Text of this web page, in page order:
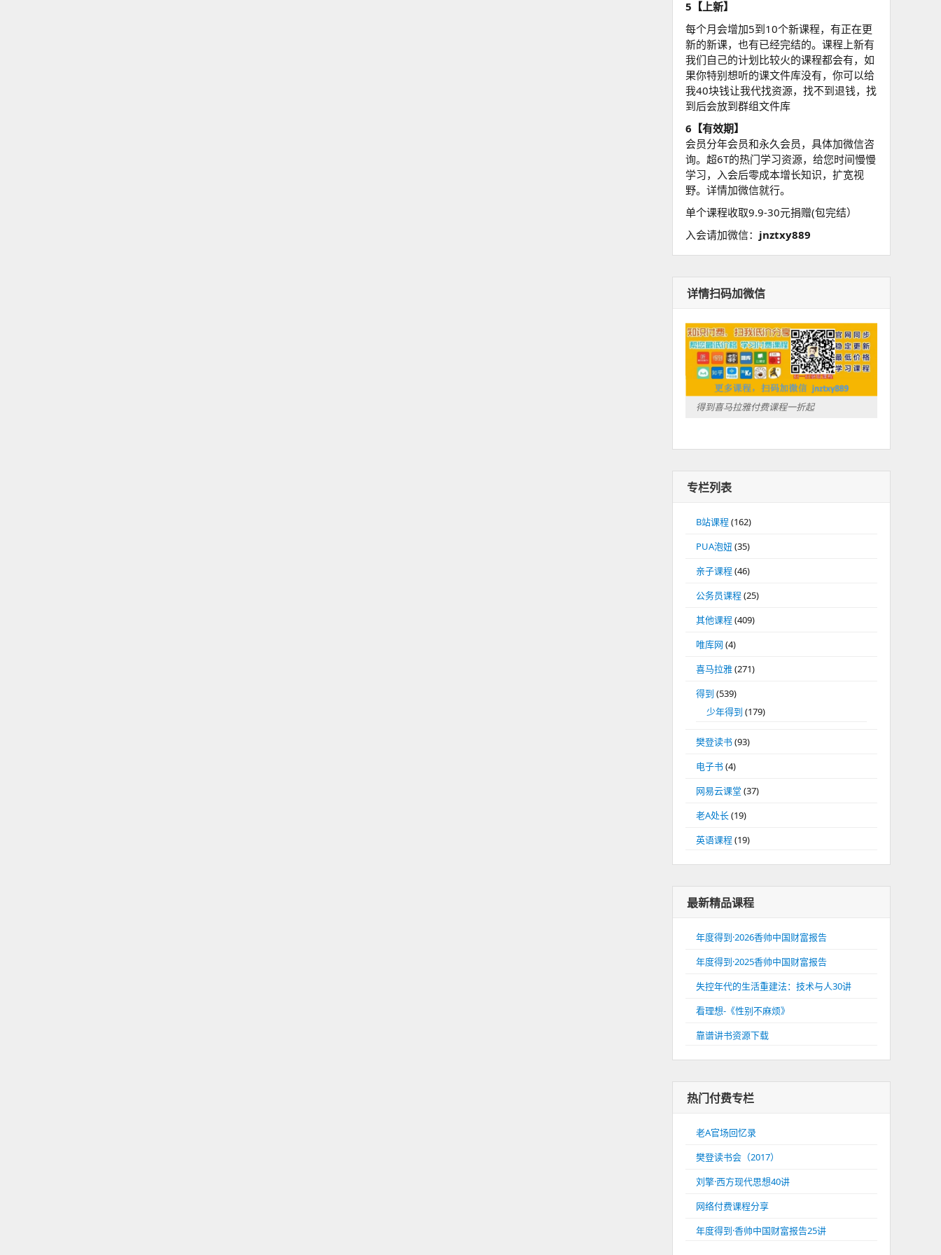
5【上新】
每个月会增加5到10个新课程，有正在更
新的新课，也有已经完结的。课程上新有
我们自己的计划比较火的课程都会有，如
果你特别想听的课文件库没有，你可以给
我40块钱让我代找资源，找不到退钱，找
到后会放到群组文件库
6【有效期】
会员分年会员和永久会员，具体加微信咨
询。超6T的热门学习资源，给您时间慢慢
学习，入会后零成本增长知识，扩宽视
野。详情加微信就行。
单个课程收取9.9-30元捐赠(包完结）
入会请加微信： jnztxy889
详情扫码加微信
得到喜马拉雅付费课程一折起
专栏列表
B站课程(162)
PUA泡妞 (35)
亲子课程(46)
公务员课程(25)
其他课程(409)
唯库网 (4)
喜马拉雅(271)
得到 (539)
少年得到 (179)
樊登读书(93)
电子书(4)
网易云课堂 (37)
老A处长(19)
英语课程(19)
最新精品课程
年度得到·2026香帅中国财富报告
年度得到·2025香帅中国财富报告
失控年代的生活重建法：技术与人30讲
看理想-《性别不麻烦》
靠谱讲书资源下载
热门付费专栏
老A官场回忆录
樊登读书会（2017）
刘擎·西方现代思想40讲
网络付费课程分享
年度得到·香帅中国财富报告25讲